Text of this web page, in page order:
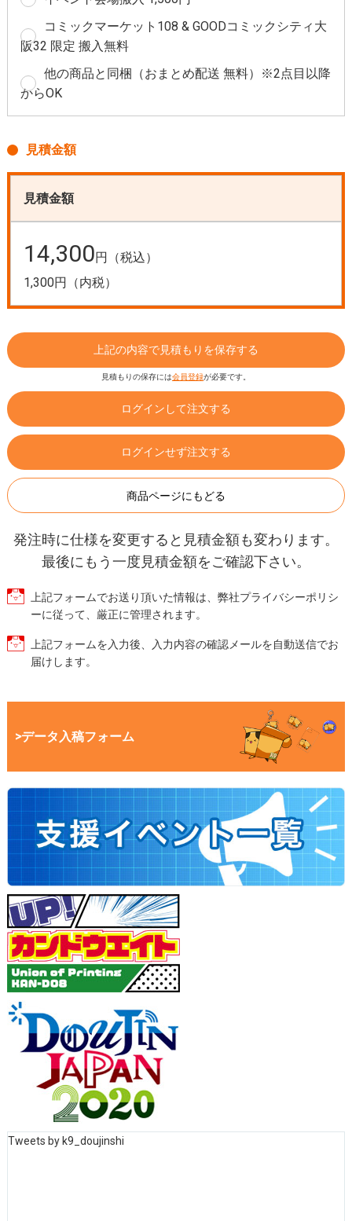
コミックマーケット108 & GOODコミックシティ大
阪32 限定 搬入無料
他の商品と同梱（おまとめ配送 無料）※2点目以降
からOK
見積金額
見積金額
14,300円（税込）
1,300円（内税）
上記の内容で見積もりを保存する
見積もりの保存には会員登録が必要です。
ログインして注文する
ログインせず注文する
商品ページにもどる
発注時に仕様を変更すると見積金額も変わります。
最後にもう一度見積金額をご確認下さい。
上記フォームでお送り頂いた情報は、弊社プライバシーポリシ
ーに従って、厳正に管理されます。
上記フォームを入力後、入力内容の確認メールを自動送信でお
届けします。
>データ入稿フォーム
Tweets by k9_doujinshi